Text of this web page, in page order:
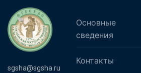
sgsha@sgsha.ru
Основные
сведения
Контакты